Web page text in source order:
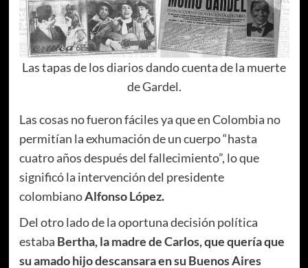
Las tapas de los diarios dando cuenta de la muerte
de Gardel.
Las cosas no fueron fáciles ya que en Colombia no
permitían la exhumación de un cuerpo “hasta
cuatro años después del fallecimiento”, lo que
significó la intervención del presidente
colombianoAlfonso López.
Del otro lado de la oportuna decisión política
estaba Bertha, la madre de Carlos, que quería que
su amado hijo descansara en su Buenos Aires